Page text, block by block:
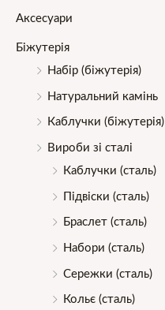
Аксесуари
Біжутерія
Набір (біжутерія)
Натуральний камінь
Каблучки (біжутерія)
Вироби зі сталі
Каблучки (сталь)
Підвіски (сталь)
Браслет (сталь)
Набори (сталь)
Сережки (сталь)
Кольє (сталь)